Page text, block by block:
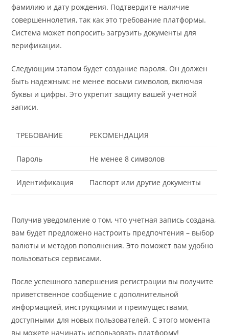
фамилию и дату рождения. Подтвердите наличие
совершеннолетия, так как это требование платформы.
Система может попросить загрузить документы для
верификации.
Следующим этапом будет создание пароля. Он должен
быть надежным: не менее восьми символов, включая
буквы и цифры. Это укрепит защиту вашей учетной
записи.
ТРЕБОВАНИЕ РЕКОМЕНДАЦИЯ
Пароль Не менее 8 символов
Идентификация Паспорт или другие документы
Получив уведомление о том, что учетная запись создана,
вам будет предложено настроить предпочтения – выбор
валюты и методов пополнения. Это поможет вам удобно
пользоваться сервисами.
После успешного завершения регистрации вы получите
приветственное сообщение с дополнительной
информацией, инструкциями и преимуществами,
доступными для новых пользователей. С этого момента
вы можете начинать использовать платформу!